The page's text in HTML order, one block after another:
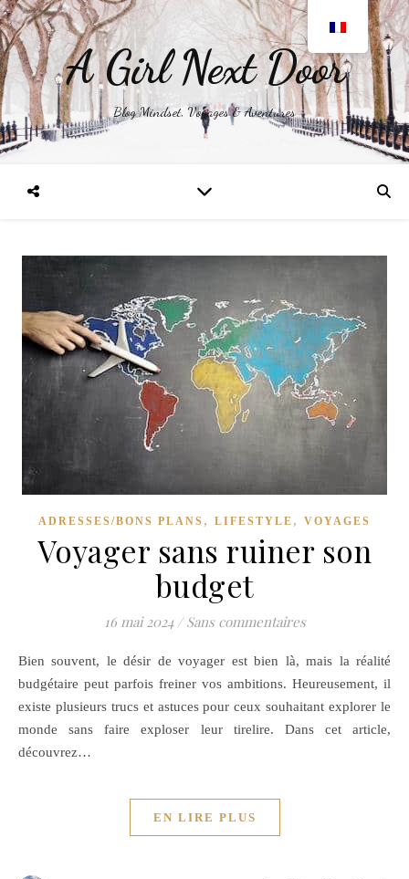
A Girl Next Door
Blog Mindset, Voyages & Aventures
ADRESSES/BONS PLANS , LIFESTYLE , VOYAGES
Voyager sans ruiner son
budget
16 mai 2024 / Sans commentaires
Bien souvent, le désir de voyager est bien là, mais la réalité
budgétaire peut parfois freiner vos ambitions. Heureusement, il
existe plusieurs trucs et astuces pour ceux souhaitant explorer le
monde sans faire exploser leur tirelire. Dans cet article,
découvrez…
EN LIRE PLUS